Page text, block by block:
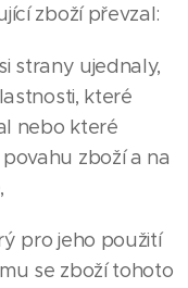
zboží převzal:
strany ujednaly,
které
nebo které
zboží a na
pro jeho použití
se zboží tohoto